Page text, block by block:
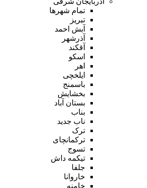
تمام شهر‌ها
تبریز
آبش احمد
آذرشهر
آقکند
اسکو
اهر
ایلخچی
باسمنج
بخشایش
بستان آباد
بناب
ناب جدید
ترک
ترکمانچای
تسوج
تیکمه داش
جلفا
خاروانا
خامنه